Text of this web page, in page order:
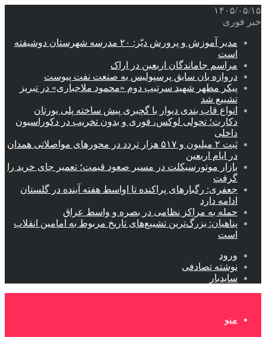
۱۴۰۵/۰۵/۱۵
خبر فوری
مدیر آموزش و پرورش دیّر: ۲۰ مدرسه شهرستان دوشیفته
است
مراسم جاماندگان اربعین در اراک
دروازه بان سابق پرسپولیس به صنعت نفت پیوست
پیکر مطهر شهید سرتیپ دوم «محمود ملاجباری» در تبریز
تشییع شد
انواع قاب بندی دیوار با گچبری پیش ساخته پلی یورتان
دکارت؛ تحولی لوکس، فوری و بدون تخریب در دکوراسیون
داخلی
ثبت ۲ میلیون و ۵۱۷ هزار تردد در محورهای مواصلاتی همدان
در ایام اربعین
بازار موتورسیکلت در مسیر صعود قیمت؛ تعمیر جای خرید را
گرفت
جعفری: رگبارهای پراکنده تا اواسط هفته آینده در گلستان
ادامه دارد
حمله به مراکز نظامی در بصره و واسط عراق
پناهیان: بزرگ‌ترین تشییع‌های تاریخ مربوط به امامین انقلاب
است
ورود
نوشته تصادفی
سایدبار
منو